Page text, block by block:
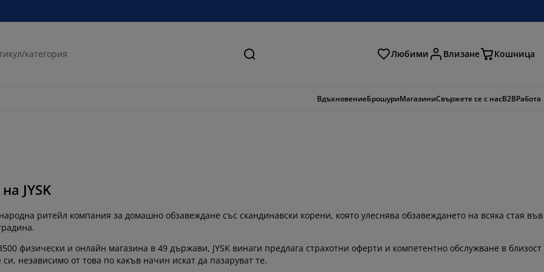
Търсене Любими Влизане Кошница
ВдъхновениеБрошуриМагазиниСвържете се с насB2BРабота
JYSK
ритейл компания за домашно обзавеждане със скандинавски корени, която улеснява обзавеждането на всяка стая във
физически и онлайн магазина в 49 държави, JYSK винаги предлага страхотни оферти и компетентно обслужване в близост
си, независимо от това по какъв начин искат да пазаруват те.